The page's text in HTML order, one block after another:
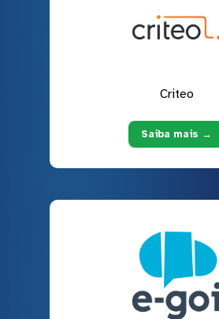
Criteo
Saiba mais →